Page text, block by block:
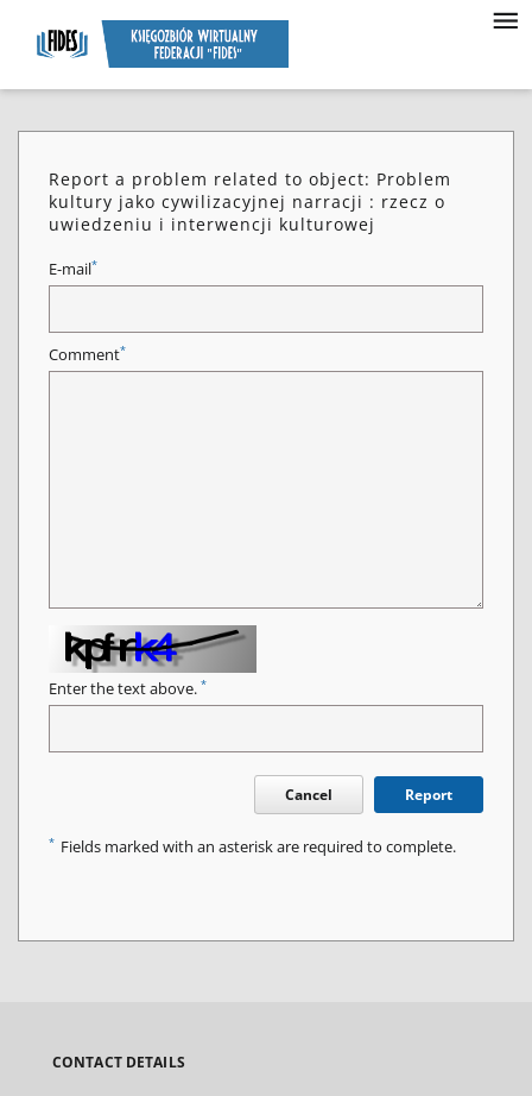
Report a problem related to object: Problem
kultury jako cywilizacyjnej narracji : rzecz o
uwiedzeniu i interwencji kulturowej
E-mail*
Comment*
Enter the text above. *
Cancel Report
* Fields marked with an asterisk are required to complete.
CONTACT DETAILS